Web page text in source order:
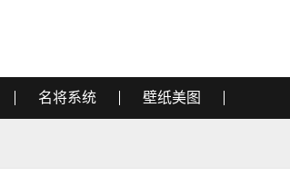
名将系统 壁纸美图